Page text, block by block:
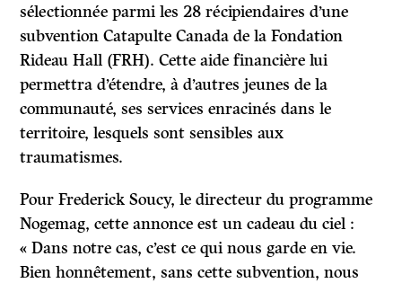
sélectionnée parmi les 28 récipiendaires d’une
subvention Catapulte Canada de la Fondation
Rideau Hall (FRH). Cette aide financière lui
permettra d’étendre, à d’autres jeunes de la
communauté, ses services enracinés dans le
territoire, lesquels sont sensibles aux
traumatismes.
Pour Frederick Soucy, le directeur du programme
Nogemag, cette annonce est un cadeau du ciel :
« Dans notre cas, c’est ce qui nous garde en vie.
Bien honnêtement, sans cette subvention, nous